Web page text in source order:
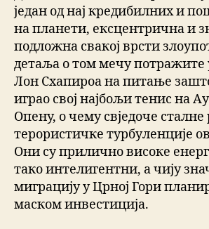
један од нај кредибилних и
на планети, ексцентрична и
подложна свакој врсти
детаља о том мечу потражите
Лон Схапироа на питање
играо свој најбољи тенис на
Опену, о чему свједоче сталне
терористичке турбуленције
Они су прилично високе
тако интелигентни, а чију
миграцију у Црној Гори
маском инвестиција.